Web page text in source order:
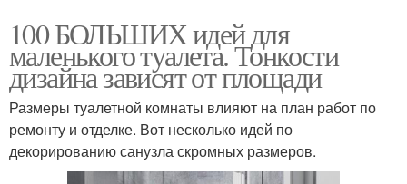
100 БОЛЬШИХ идей для
маленького туалета. Тонкости
дизайна зависят от площади
Размеры туалетной комнаты влияют на план работ по
ремонту и отделке. Вот несколько идей по
декорированию санузла скромных размеров.